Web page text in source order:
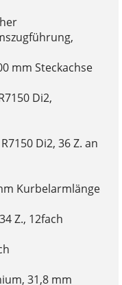
mm Steckachse
Di2,
Di2, 36 Z. an
Kurbelarmlänge
Z., 12fach
31,8 mm